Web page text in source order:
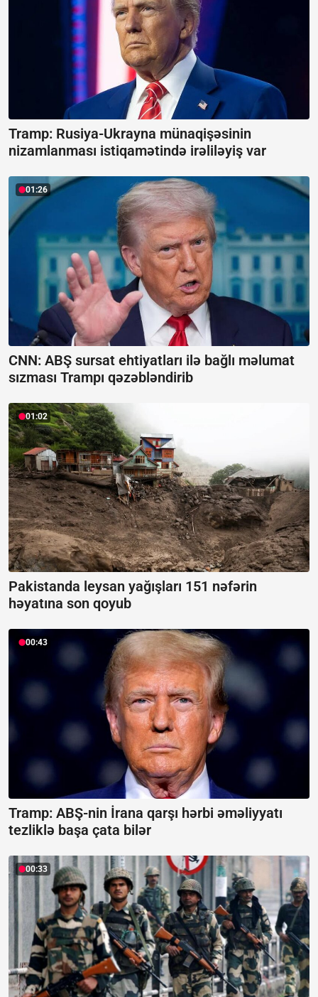
Tramp: Rusiya-Ukrayna münaqişəsinin
nizamlanması istiqamətində irəliləyiş var
01:26
CNN: ABŞ sursat ehtiyatları ilə bağlı məlumat
sızması Trampı qəzəbləndirib
01:02
Pakistanda leysan yağışları 151 nəfərin
həyatına son qoyub
00:43
Tramp: ABŞ-nin İrana qarşı hərbi əməliyyatı
tezliklə başa çata bilər
00:33